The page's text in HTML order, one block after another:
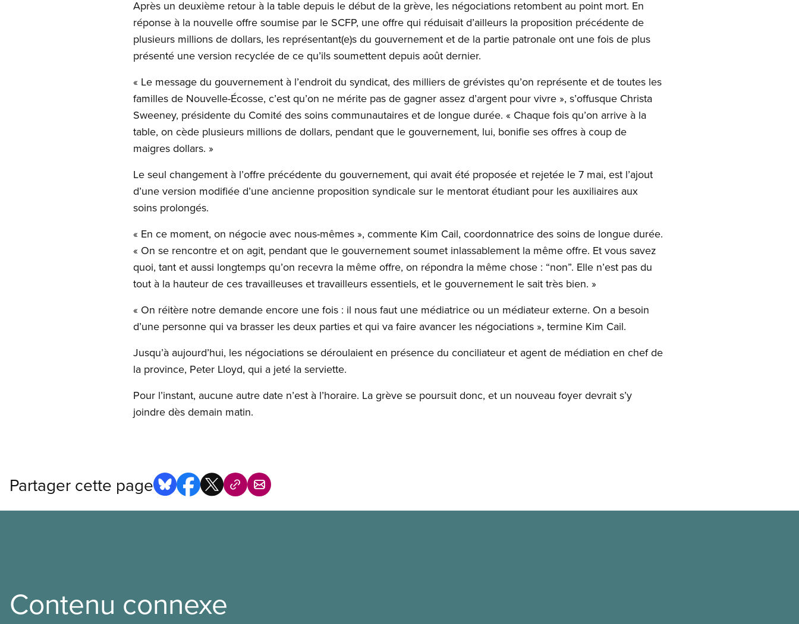
Après un deuxième retour à la table depuis le début de la grève, les négociations retombent au point mort. En
réponse à la nouvelle offre soumise par le SCFP, une offre qui réduisait d’ailleurs la proposition précédente de
plusieurs millions de dollars, les représentant(e)s du gouvernement et de la partie patronale ont une fois de plus
présenté une version recyclée de ce qu’ils soumettent depuis août dernier.
« Le message du gouvernement à l’endroit du syndicat, des milliers de grévistes qu’on représente et de toutes les
familles de Nouvelle-Écosse, c’est qu’on ne mérite pas de gagner assez d’argent pour vivre », s’offusque Christa
Sweeney, présidente du Comité des soins communautaires et de longue durée. « Chaque fois qu’on arrive à la
table, on cède plusieurs millions de dollars, pendant que le gouvernement, lui, bonifie ses offres à coup de
maigres dollars. »
Le seul changement à l’offre précédente du gouvernement, qui avait été proposée et rejetée le 7 mai, est l’ajout
d’une version modifiée d’une ancienne proposition syndicale sur le mentorat étudiant pour les auxiliaires aux
soins prolongés.
« En ce moment, on négocie avec nous-mêmes », commente Kim Cail, coordonnatrice des soins de longue durée.
« On se rencontre et on agit, pendant que le gouvernement soumet inlassablement la même offre. Et vous savez
quoi, tant et aussi longtemps qu’on recevra la même offre, on répondra la même chose : “non”. Elle n’est pas du
tout à la hauteur de ces travailleuses et travailleurs essentiels, et le gouvernement le sait très bien. »
« On réitère notre demande encore une fois : il nous faut une médiatrice ou un médiateur externe. On a besoin
d’une personne qui va brasser les deux parties et qui va faire avancer les négociations », termine Kim Cail.
Jusqu’à aujourd’hui, les négociations se déroulaient en présence du conciliateur et agent de médiation en chef de
la province, Peter Lloyd, qui a jeté la serviette.
Pour l’instant, aucune autre date n’est à l’horaire. La grève se poursuit donc, et un nouveau foyer devrait s’y
joindre dès demain matin.
Partager cette page
Contenu connexe